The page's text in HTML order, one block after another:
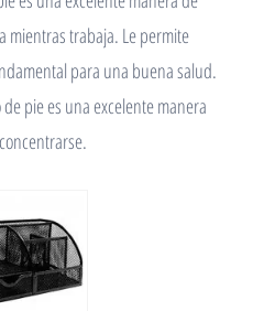
mientras trabaja. Le permite
para una buena salud.
pie es una excelente manera